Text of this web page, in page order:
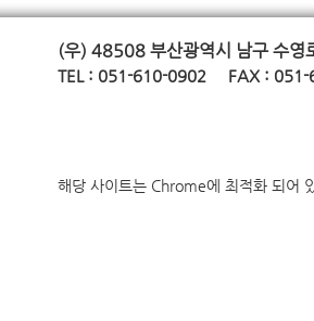
(우) 48508 부산광역시 남구 수
TEL : 051-610-0902 FAX :
해당 사이트는 Chrome에 최적화 되어